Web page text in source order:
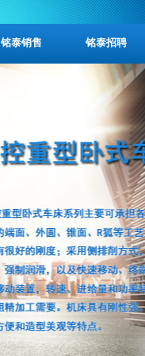
铭泰销售 铭泰招聘